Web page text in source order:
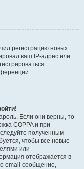
регистрацию новых
ваш IP-адрес или
Если они верны, то
COPPA и при
полученным
чтобы все новые
или
отображается в
email-сообщение,